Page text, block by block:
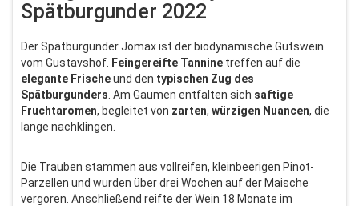
Spätburgunder 2022
Der Spätburgunder Jomax ist der biodynamische Gutswein
vom Gustavshof. Feingereifte Tannine treffen auf die
elegante Frischeund den typischen Zug des
Spätburgunders . Am Gaumen entfalten sich saftige
Fruchtaromen, begleitet von zarten, würzigen Nuancen, die
lange nachklingen.
Die Trauben stammen aus vollreifen, kleinbeerigen Pinot-
Parzellen und wurden über drei Wochen auf der Maische
vergoren. Anschließend reifte der Wein 18 Monate im